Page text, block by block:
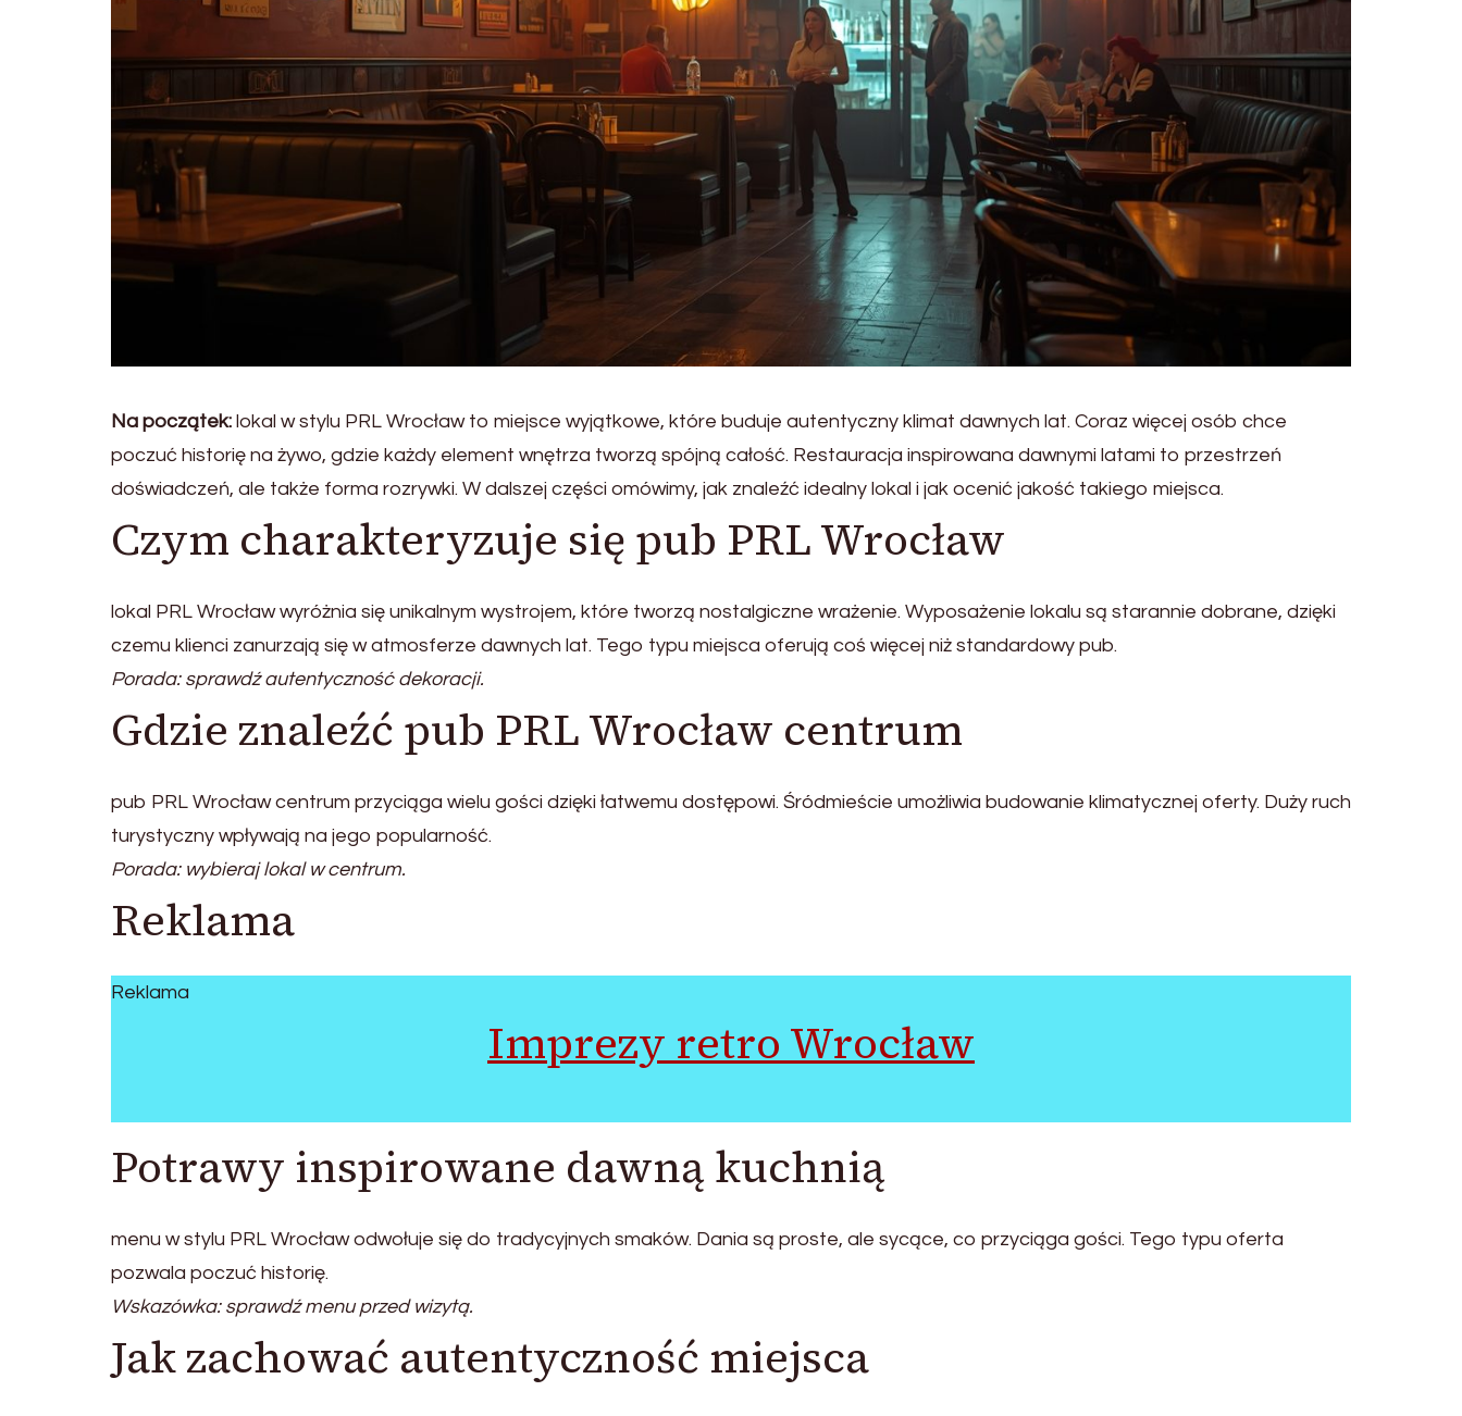
Na początek: lokal w stylu PRL Wrocław to miejsce wyjątkowe, które buduje autentyczny klimat dawnych lat. Coraz więcej osób chce
poczuć historię na żywo, gdzie każdy element wnętrza tworzą spójną całość. Restauracja inspirowana dawnymi latami to przestrzeń
doświadczeń, ale także forma rozrywki. W dalszej części omówimy, jak znaleźć idealny lokal i jak ocenić jakość takiego miejsca.
Czym charakteryzuje się pub PRL Wrocław
lokal PRL Wrocław wyróżnia się unikalnym wystrojem, które tworzą nostalgiczne wrażenie. Wyposażenie lokalu są starannie dobrane, dzięki
czemu klienci zanurzają się w atmosferze dawnych lat. Tego typu miejsca oferują coś więcej niż standardowy pub.
Porada: sprawdź autentyczność dekoracji.
Gdzie znaleźć pub PRL Wrocław centrum
pub PRL Wrocław centrum przyciąga wielu gości dzięki łatwemu dostępowi. Śródmieście umożliwia budowanie klimatycznej oferty. Duży ruch
turystyczny wpływają na jego popularność.
Porada: wybieraj lokal w centrum.
Reklama
Reklama
Imprezy retro Wrocław
Potrawy inspirowane dawną kuchnią
menu w stylu PRL Wrocław odwołuje się do tradycyjnych smaków. Dania są proste, ale sycące, co przyciąga gości. Tego typu oferta
pozwala poczuć historię.
Wskazówka: sprawdź menu przed wizytą.
Jak zachować autentyczność miejsca